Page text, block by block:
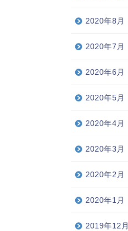
2020年8月
2020年7月
2020年6月
2020年5月
2020年4月
2020年3月
2020年2月
2020年1月
2019年12月